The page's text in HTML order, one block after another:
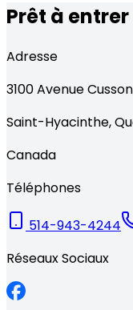
Prêt à
Adresse
3100Avenue Cusson
Saint-Hyacinthe,
Canada
Téléphones
514-943-4244
Réseaux Sociaux